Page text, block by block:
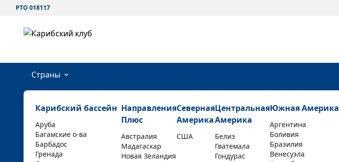
РТО 018117
Страны
Карибский бассейн
Аруба
Багамские о-ва
Барбадос
Гренада
Направления
Плюс
Австралия
Мадагаскар
Новая Зеландия
Северная
Америка
США
Центральная
Америка
Белиз
Гватемала
Гондурас
Южная Америка
Аргентина
Боливия
Бразилия
Венесуэла